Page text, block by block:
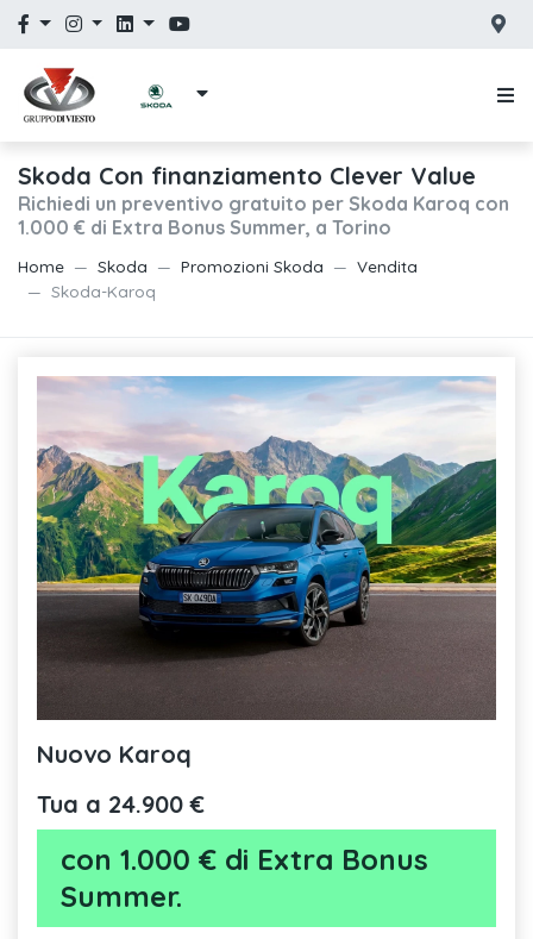
Skoda Con finanziamento Clever Value
Richiedi un preventivo gratuito per Skoda Karoq con
1.000 € di Extra Bonus Summer, a Torino
Home Skoda Promozioni Skoda
Vendita
Skoda-Karoq
Nuovo Karoq
Tua a 24.900 €
con 1.000 € di Extra Bonus
Summer.